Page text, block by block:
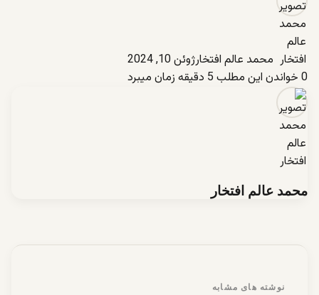
محمد عالم افتخارژوئن 10, 2024
0 خواندن این مطلب 5 دقیقه زمان میبرد
محمد عالم افتخار
نوشته های مشابه